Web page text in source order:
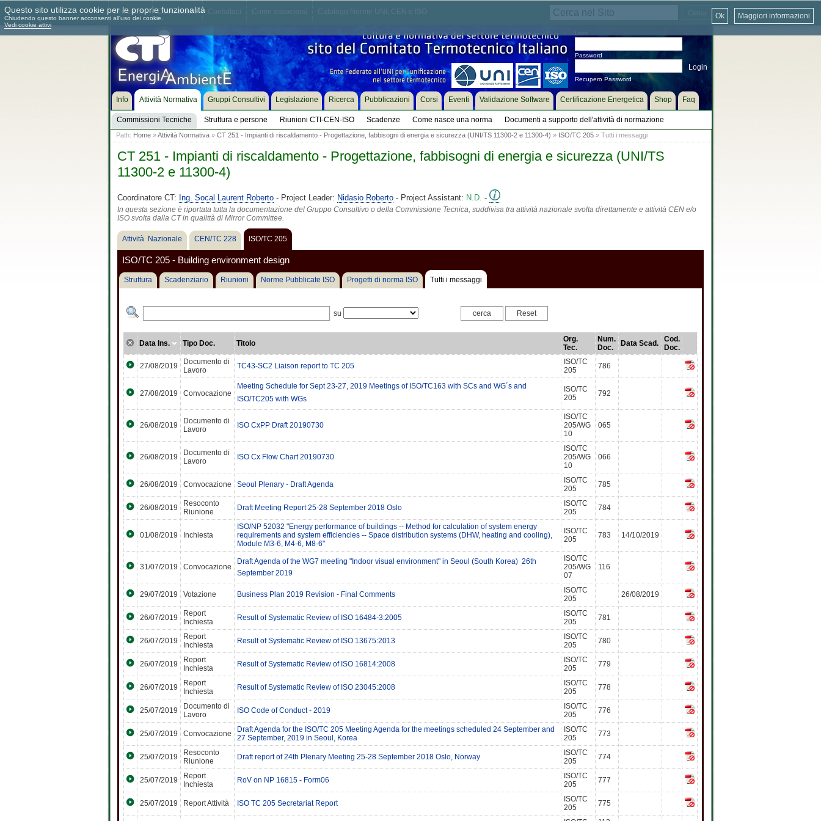
Chi siamo Dove siamo
Password
Recupero Password
Info Attività Normativa
Commissioni Tecniche Struttura e persone Riunioni CTI-CEN-ISO Scadenze Come nasce una norma Documenti a supporto dell'attività di normazione
Gruppi Consultivi Legislazione Ricerca Pubblicazioni Corsi Eventi Validazione Software Certificazione Energetica Shop Faq
Path: Home»Attività Normativa» CT 251 - Impianti di riscaldamento - Progettazione, fabbisogni di energia e sicurezza (UNI/TS 11300-2 e 11300-4) » ISO/TC 205» Tutti i messaggi
CT 251 - Impianti di riscaldamento - Progettazione, fabbisogni di energia e sicurezza (UNI/TS
11300-2 e 11300-4)
Coordinatore CT: Ing. Socal Laurent Roberto- Project Leader: Nidasio Roberto- Project Assistant: N.D. -
In questa sezione è riportata tutta la documentazione del Gruppo Consultivo o della Commissione Tecnica, suddivisa tra attività nazionale svolta direttamente e attività CEN e/o
ISO svolta dalla CT in qualittà di Mirror Committee.
Attività Nazionale CEN/TC 228 ISO/TC 205
ISO/TC 205 - Building environment design
Struttura Scadenziario Riunioni Norme Pubblicate ISO Progetti di norma ISO Tutti i messaggi
su
Data Ins. Tipo Doc. Titolo
Org.
Tec.
Num.
Doc.
Data Scad.
Cod.
Doc.
27/08/2019
Documento di
Lavoro
TC43-SC2 Liaison report to TC 205
ISO/TC
205
786
27/08/2019 Convocazione
Meeting Schedule for Sept 23-27, 2019 Meetings of ISO/TC163 with SCs and WG´s and
ISO/TC205 with WGs
ISO/TC
205
792
26/08/2019
Documento di
Lavoro
ISO CxPP Draft 20190730
ISO/TC
205/WG
10
065
26/08/2019
Documento di
Lavoro
ISO Cx Flow Chart 20190730
ISO/TC
205/WG
10
066
26/08/2019 Convocazione Seoul Plenary - Draft Agenda
ISO/TC
205
785
26/08/2019
Resoconto
Riunione
Draft Meeting Report 25-28 September 2018 Oslo
ISO/TC
205
784
01/08/2019 Inchiesta
ISO/NP 52032 "Energy performance of buildings -- Method for calculation of system energy
requirements and system efficiencies -- Space distribution systems (DHW, heating and cooling),
Module M3-6, M4-6, M8-6"
ISO/TC
205
783 14/10/2019
31/07/2019 Convocazione
Draft Agenda of the WG7 meeting "Indoor visual environment" in Seoul (South Korea)  26th
September 2019
ISO/TC
205/WG
07
116
29/07/2019 Votazione Business Plan 2019 Revision - Final Comments
ISO/TC
205
26/08/2019
26/07/2019
Report
Inchiesta
Result of Systematic Review of ISO 16484-3:2005
ISO/TC
205
781
26/07/2019
Report
Inchiesta
Result of Systematic Review of ISO 13675:2013
ISO/TC
205
780
26/07/2019
Report
Inchiesta
Result of Systematic Review of ISO 16814:2008
ISO/TC
205
779
26/07/2019
Report
Inchiesta
Result of Systematic Review of ISO 23045:2008
ISO/TC
205
778
25/07/2019
Documento di
Lavoro
ISO Code of Conduct - 2019
ISO/TC
205
776
25/07/2019 Convocazione
Draft Agenda for the ISO/TC 205 Meeting Agenda for the meetings scheduled 24 September and
27 September, 2019 in Seoul, Korea
ISO/TC
205
773
25/07/2019
Resoconto
Riunione
Draft report of 24th Plenary Meeting 25-28 September 2018 Oslo, Norway
ISO/TC
205
774
25/07/2019
Report
Inchiesta
RoV on NP 16815 - Form06
ISO/TC
205
777
25/07/2019 Report Attività ISO TC 205 Secretariat Report
ISO/TC
205
775
Questo sito utilizza cookie per le proprie funzionalità
Chiudendo questo banner acconsenti all'uso dei cookie.
Vedi cookie attivi
Maggiori informazioni
Ok